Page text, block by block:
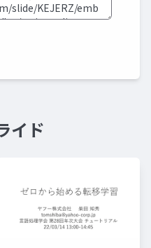
イド